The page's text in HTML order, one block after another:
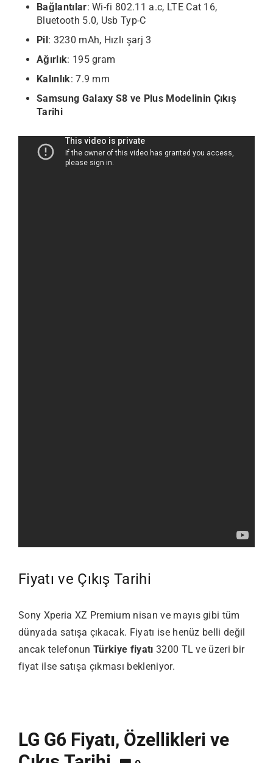
Bağlantılar: Wi-fi 802.11 a.c, LTE Cat 16,
Bluetooth 5.0, Usb Typ-C
Pil : 3230 mAh, Hızlı şarj 3
Ağırlık: 195 gram
Kalınlık: 7.9 mm
Samsung Galaxy S8 ve Plus Modelinin Çıkış
Tarihi
Fiyatı ve Çıkış Tarihi
Sony Xperia XZ Premium nisan ve mayıs gibi tüm
dünyada satışa çıkacak. Fiyatı ise henüz belli değil
ancak telefonunTürkiye fiyatı 3200 TL ve üzeri bir
fiyat ilse satışa çıkması bekleniyor.
LG G6 Fiyatı, Özellikleri ve